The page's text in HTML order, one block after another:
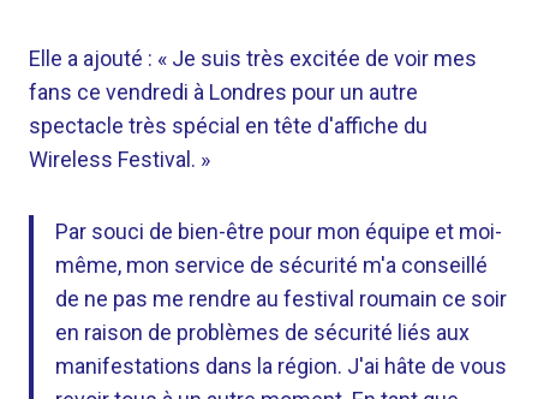
Elle a ajouté : « Je suis très excitée de voir mes
fans ce vendredi à Londres pour un autre
spectacle très spécial en tête d'affiche du
Wireless Festival. »
Par souci de bien-être pour mon équipe et moi-
même, mon service de sécurité m'a conseillé
de ne pas me rendre au festival roumain ce soir
en raison de problèmes de sécurité liés aux
manifestations dans la région. J'ai hâte de vous